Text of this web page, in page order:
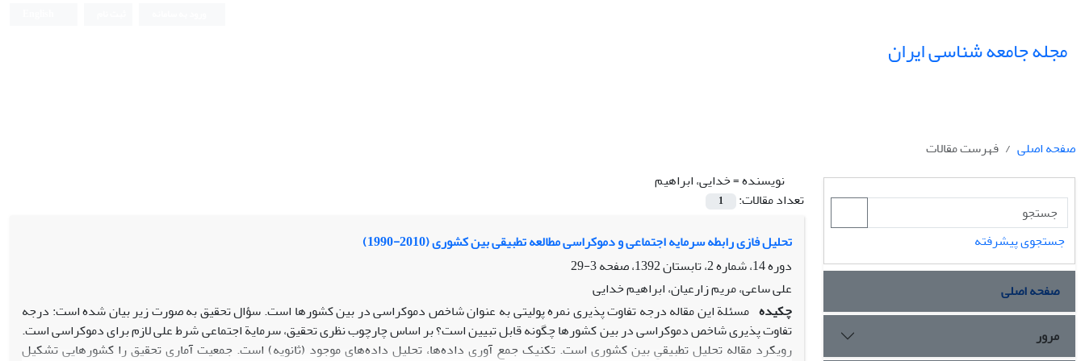
مجله جامعه شناسی ایران
صفحه اصلی
فهرست مقالات
نویسنده =خدایی، ابراهیم
تعداد مقالات:
1
تحلیل فازی رابطه سرمایه اجتماعی و دموکراسی مطالعه تطبیقی بین کشوری (2010-1990)
دوره 14، شماره 2، تابستان 1392، صفحه
3-29
علی ساعی، مریم زارعیان، ابراهیم خدایی
چکیده مسئلة این مقاله درجه تفاوت پذیری نمره پولیتی به عنوان شاخص دموکراسی در بین کشورها است. سؤال تحقیق به صورت زیر بیان شده است: درجه
تفاوت پذیری شاخص دموکراسی در بین کشورها چگونه قابل تبیین است؟ بر اساس چارچوب نظری تحقیق، سرمایة اجتماعی شرط علی لازم برای دموکراسی است.
رویکرد مقاله تحلیل تطبیقیِ بین کشوری است. تکنیک جمع آوری داده‌ها، تحلیل داد‌ه‌های موجود (ثانویه) است. جمعیت آماری تحقیق را کشورهایی تشکیل
جستجوی پیشرفته
صفحه اصلی
مرور